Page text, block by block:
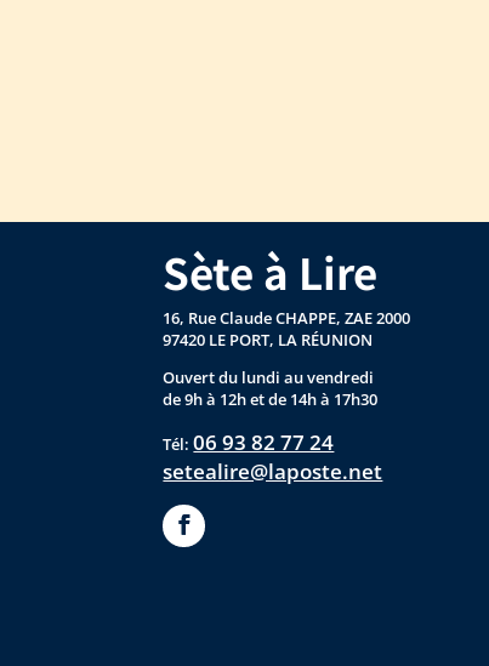
Sète à Lire
16, Rue Claude CHAPPE, ZAE 2000
97420 LE PORT, LA RÉUNION
Ouvert du lundi au vendredi
de 9h à 12h et de 14h à 17h30
Tél:06 93 82 77 24
setealire@laposte.net